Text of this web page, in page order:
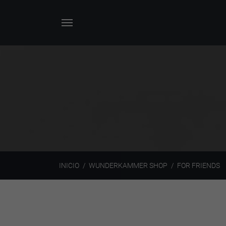
INICIO WUNDERKAMMER SHOP FOR FRIENDS